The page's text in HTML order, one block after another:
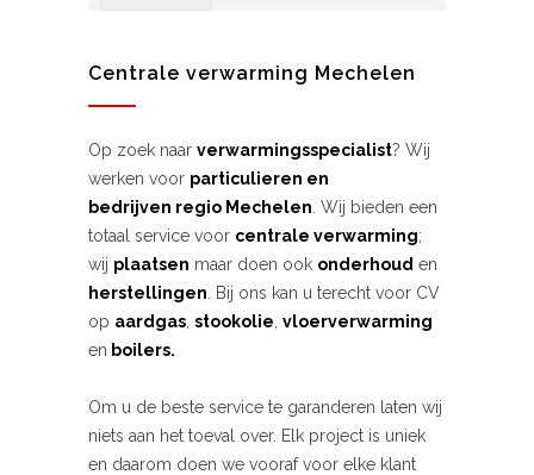
Centrale verwarming Mechelen
Op zoek naar verwarmingsspecialist? Wij
werken voor particulieren en
bedrijven regio Mechelen . Wij bieden een
totaal service voor centrale verwarming;
wij plaatsen maar doen ook onderhoud en
herstellingen . Bij ons kan u terecht voor CV
op aardgas stookolie vloerverwarming
en boilers.
Om u de beste service te garanderen laten wij
niets aan het toeval over. Elk project is uniek
en daarom doen we vooraf voor elke klant